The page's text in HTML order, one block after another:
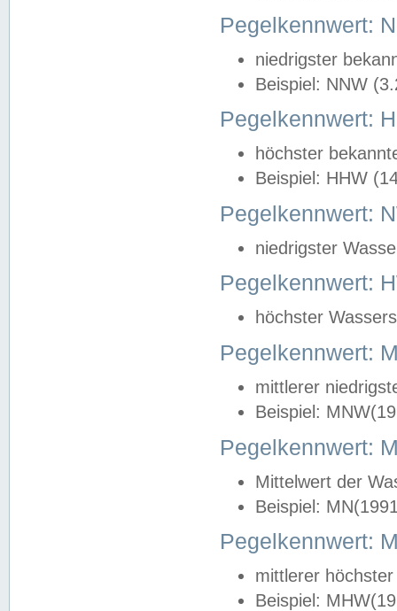
Pegelkennwert:
niedrigster
Beispiel: NNW
Pegelkennwert:
höchster
Beispiel: HHW
Pegelkennwert:
niedrigster
Pegelkennwert:
höchster
Pegelkennwert:
mittlerer
Beispiel:
Pegelkennwert:
Mittelwert der
Beispiel:
Pegelkennwert:
mittlerer
Beispiel: